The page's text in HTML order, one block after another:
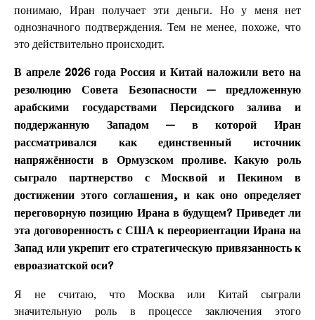
понимаю, Иран получает эти деньги. Но у меня нет
однозначного подтверждения. Тем не менее, похоже, что
это действительно происходит.
В апреле 2026 года Россия и Китай наложили вето на
резолюцию Совета Безопасности — предложенную
арабскими государствами Персидского залива и
поддержанную Западом — в которой Иран
рассматривался как единственный источник
напряжённости в Ормузском проливе. Какую роль
сыграло партнерство с Москвой и Пекином в
достижении этого соглашения, и как оно определяет
переговорную позицию Ирана в будущем? Приведет ли
эта договоренность с США к переориентации Ирана на
Запад или укрепит его стратегическую привязанность к
евроазиатской оси?
Я не считаю, что Москва или Китай сыграли
значительную роль в процессе заключения этого